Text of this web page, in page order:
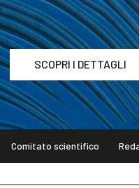
SCOPRI I DETTAGLI
Comitato scientifico